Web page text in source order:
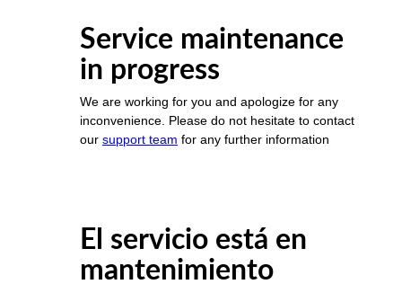
Service maintenance
in progress
We are working for you and apologize for any
inconvenience. Please do not hesitate to contact
our support team for any further information
El servicio está en
mantenimiento